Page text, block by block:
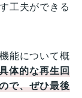
工夫ができる
能について概
体的な再生回
で、ぜひ最後